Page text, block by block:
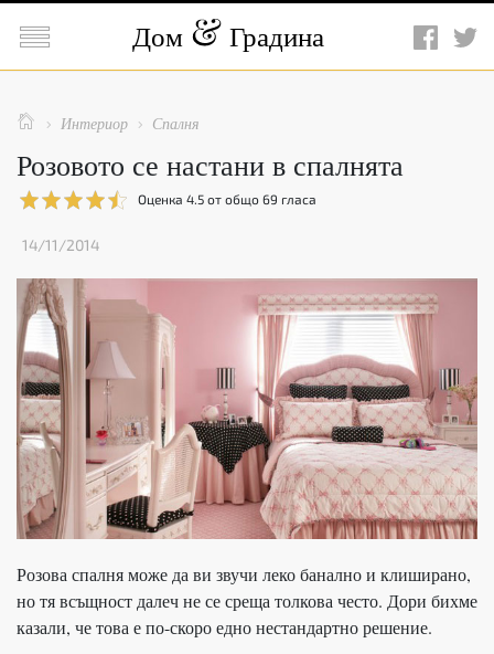
 Дом Градина
  Интериор  Спалня
Розовото се настани в спалнята
Оценка 4.5 от общо 69 гласа
14/11/2014
Розова спалня може да ви звучи леко банално и клиширано,
но тя всъщност далеч не се среща толкова често. Дори бихме
казали, че това е по-скоро едно нестандартно решение.